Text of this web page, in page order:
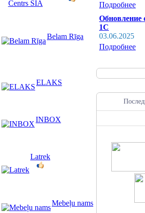
Belam Rīga
ELAKS
INBOX
Latrek
Mebeļu nams
Подробнее
Обновление
1С
03.06.2025
Подробнее